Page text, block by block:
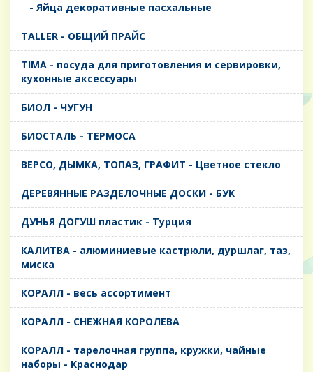
- Яйца декоративные пасхальные
TALLER - ОБЩИЙ ПРАЙС
TIMA - посуда для приготовления и сервировки,
кухонные аксессуары
БИОЛ - ЧУГУН
БИОСТАЛЬ - ТЕРМОСА
ВЕРСО, ДЫМКА, ТОПАЗ, ГРАФИТ - Цветное стекло
ДЕРЕВЯННЫЕ РАЗДЕЛОЧНЫЕ ДОСКИ - БУК
ДУНЬЯ ДОГУШ пластик - Турция
КАЛИТВА - алюминиевые кастрюли, дуршлаг, таз,
миска
КОРАЛЛ - весь ассортимент
КОРАЛЛ - СНЕЖНАЯ КОРОЛЕВА
КОРАЛЛ - тарелочная группа, кружки, чайные
наборы - Краснодар